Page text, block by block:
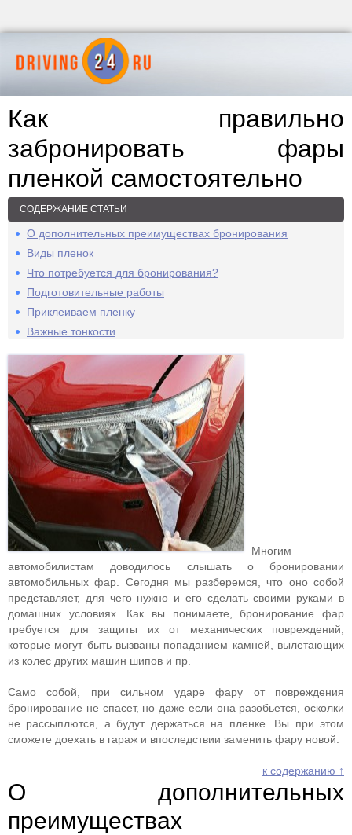
Как правильно
забронировать фары
пленкой самостоятельно
СОДЕРЖАНИЕ СТАТЬИ
О дополнительных преимуществах бронирования
Виды пленок
Что потребуется для бронирования?
Подготовительные работы
Приклеиваем пленку
Важные тонкости
Многим
автомобилистам доводилось слышать о бронировании
автомобильных фар. Сегодня мы разберемся, что оно собой
представляет, для чего нужно и его сделать своими руками в
домашних условиях. Как вы понимаете, бронирование фар
требуется для защиты их от механических повреждений,
которые могут быть вызваны попаданием камней, вылетающих
из колес других машин шипов и пр.
Само собой, при сильном ударе фару от повреждения
бронирование не спасет, но даже если она разобьется, осколки
не рассыплются, а будут держаться на пленке. Вы при этом
сможете доехать в гараж и впоследствии заменить фару новой.
к содержанию ↑
О дополнительных
преимуществах